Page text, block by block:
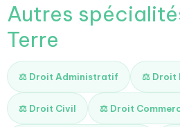
Autres
Terre
⚖️ Droit Administratif ⚖️ Droit
⚖️ Droit Civil ⚖️ Droit